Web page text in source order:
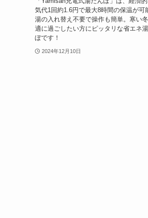
気代1回約1.6円で最大8時間の保温が可
湯の入れ替え不要で操作も簡単。寒い
適に過ごしたい方にピッタリな省エネ
ぽです！
2024年12月10日